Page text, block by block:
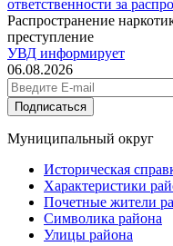
ответственности за
Распространение
преступление
УВД информирует
06.08.2026
Подписаться
Муниципальный округ
Историческая
Характеристики
Почетные жители
Символика района
Улицы района